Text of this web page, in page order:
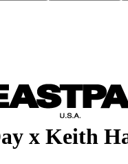
x Keith